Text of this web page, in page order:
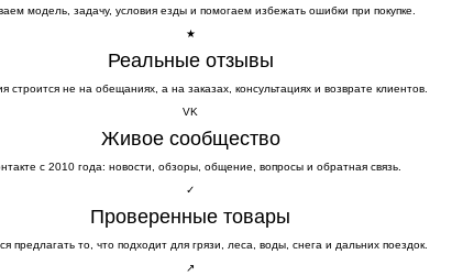
модель, задачу, условия езды и помогаем избежать ошибки при покупке.
★
Реальные отзывы
строится не на обещаниях, а на заказах, консультациях и возврате клиентов.
VK
Живое сообщество
с 2010 года: новости, обзоры, общение, вопросы и обратная связь.
✓
Проверенные товары
предлагать то, что подходит для грязи, леса, воды, снега и дальних поездок.
↗